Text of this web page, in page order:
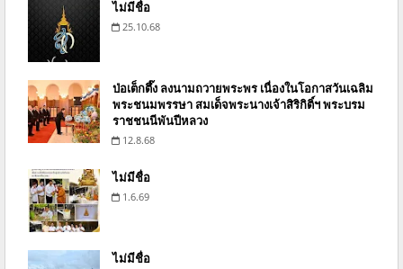
ไม่มีชื่อ
25.10.68
ป่อเต็กตึ๊ง ลงนามถวายพระพร เนื่องในโอกาสวันเฉลิม
พระชนมพรรษา สมเด็จพระนางเจ้าสิริกิติ์ฯ พระบรม
ราชชนนีพันปีหลวง
12.8.68
ไม่มีชื่อ
1.6.69
ไม่มีชื่อ